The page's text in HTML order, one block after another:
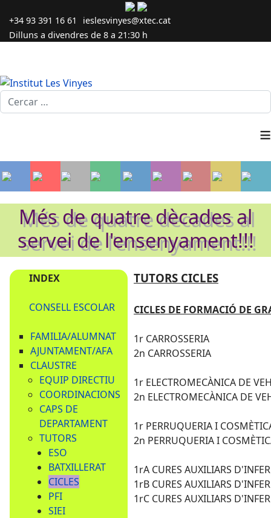
+34 93 391 16 61
ieslesvinyes@xtec.cat
Dilluns a divendres de 8 a 21:30 h
Cercar...
≡
Més de quatre dècades al
servei de l'ensenyament!!!
INDEX
CONSELL ESCOLAR
FAMILIA/ALUMNAT
AJUNTAMENT/AFA
CLAUSTRE
EQUIP DIRECTIU
COORDINACIONS
CAPS DE
DEPARTAMENT
TUTORS
ESO
BATXILLERAT
CICLES
PFI
SIEI
TUTORS CICLES
CICLES DE FORMACIÓ DE
1r CARROSSERIA
2n CARROSSERIA
1r ELECTROMECÀNICA DE
2n ELECTROMECÀNICA DE
1r PERRUQUERIA I
2n PERRUQUERIA I
1rA CURES AUXILIARS
1rB CURES AUXILIARS
1rC CURES AUXILIARS